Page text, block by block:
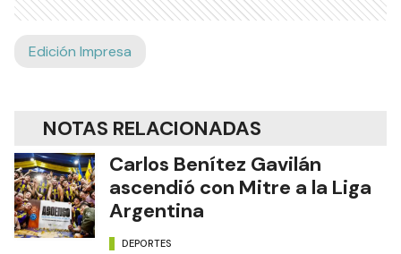
Edición Impresa
NOTAS RELACIONADAS
Carlos Benítez Gavilán
ascendió con Mitre a la Liga
Argentina
DEPORTES